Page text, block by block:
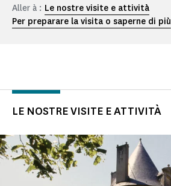
Aller à : Le nostre visite e attività
Per preparare la visita o saperne di più
LE NOSTRE VISITE E ATTIVITÀ